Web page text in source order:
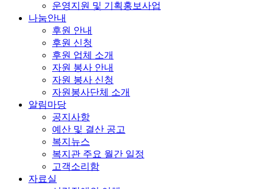
운영지원 및 기획홍보사업
나눔안내
후원 안내
후원 신청
후원 업체 소개
자원 봉사 안내
자원 봉사 신청
자원봉사단체 소개
알림마당
공지사항
예산 및 결산 공고
복지뉴스
복지관 주요 월간 일정
고객소리함
자료실